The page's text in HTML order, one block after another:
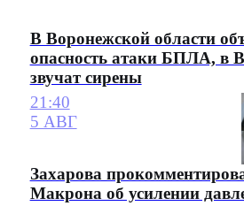
В Воронежской области
опасность атаки БПЛА, в
звучат сирены
21:40
5 АВГ
Захарова
Макрона об усилении